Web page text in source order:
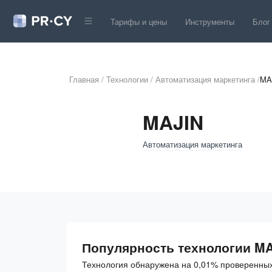
Тарифы и цены Инструменты Блог
Главная / Технологии / Автоматизация маркетинга /
MAJIN
Автоматизация маркетинга
Популярность технологии
Технология обнаружена на 0,01%